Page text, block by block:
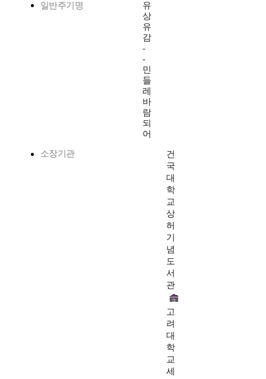
일반주기명
유
상
유
감
-
-
민
들
레
바
람
되
어
소장기관
건
국
대
학
교
상
허
기
념
도
서
관
고
려
대
학
교
세